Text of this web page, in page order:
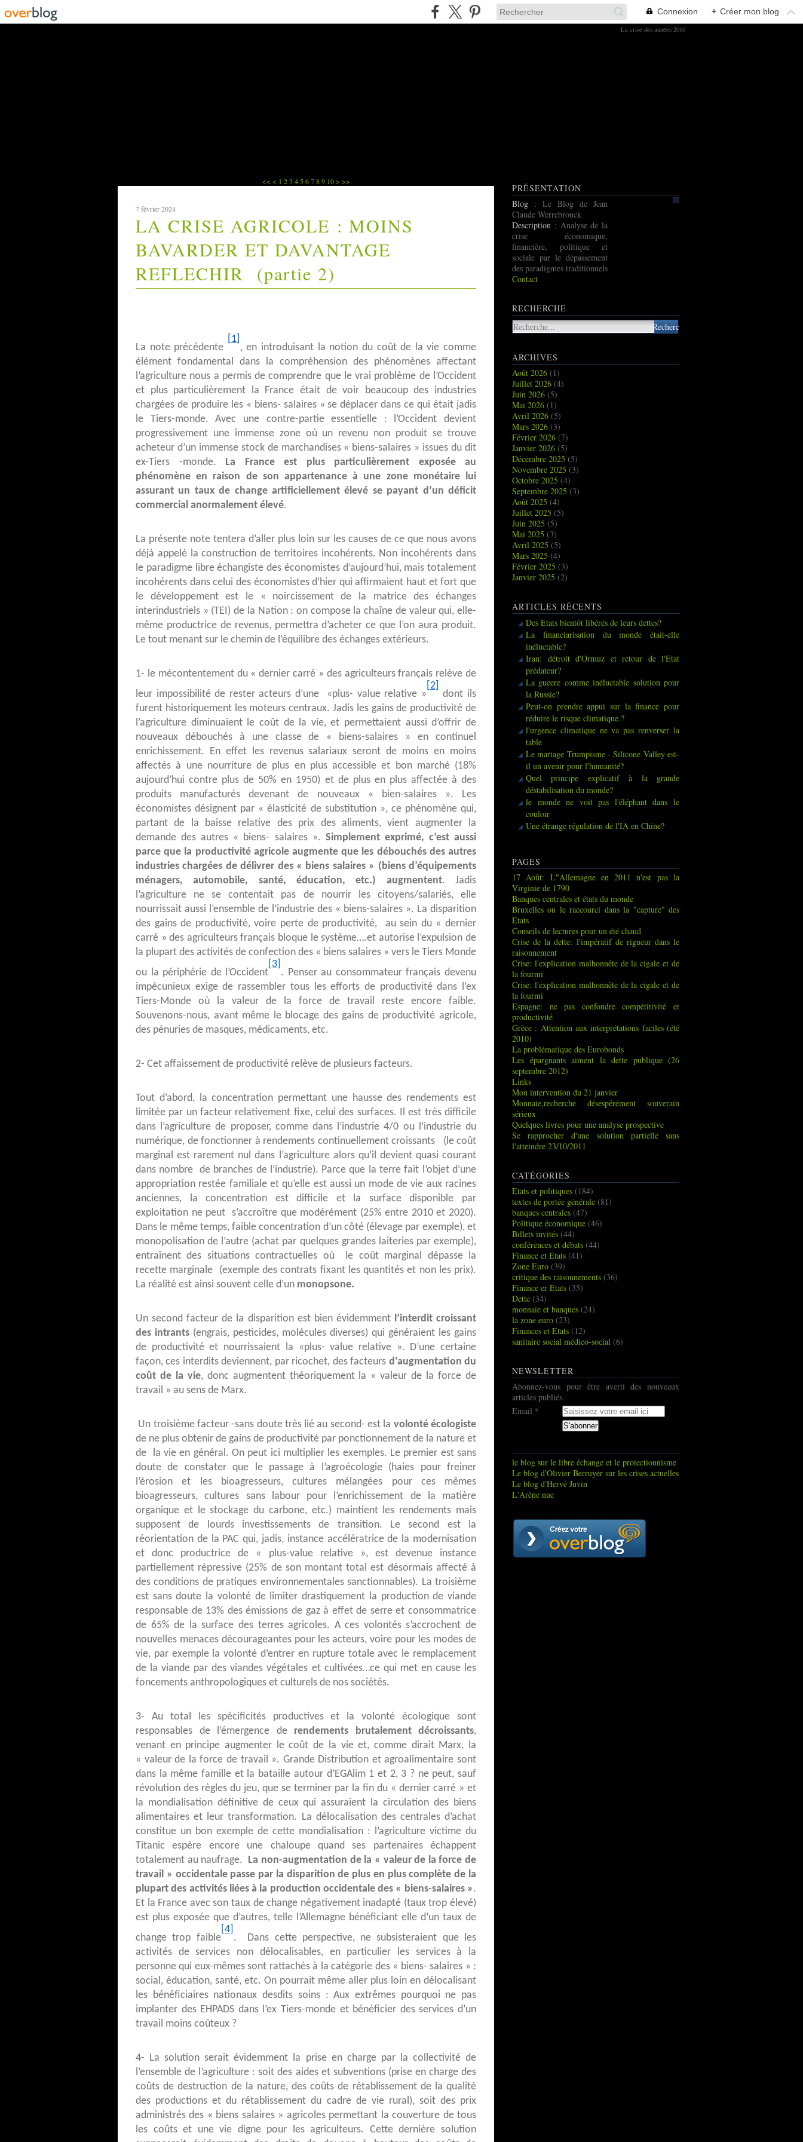
Connexion + Créer mon blog
La crise des années 2010
<< < 1 2 3 4 5 6 7 8 9 10 > >>
7 février 2024
LA CRISE AGRICOLE : MOINS
BAVARDER ET DAVANTAGE
REFLECHIR (partie 2)
La note précédente
[1]
, en introduisant la notion du coût de la vie comme
élément fondamental dans la compréhension des phénomènes affectant
l’agriculture nous a permis de comprendre que le vrai problème de l’Occident
et plus particulièrement la France était de voir beaucoup des industries
chargées de produire les « biens- salaires » se déplacer dans ce qui était jadis
le Tiers-monde. Avec une contre-partie essentielle : l’Occident devient
progressivement une immense zone où un revenu non produit se trouve
acheteur d’un immense stock de marchandises « biens-salaires » issues du dit
ex-Tiers -monde. La France est plus particulièrement exposée au
phénomène en raison de son appartenance à une zone monétaire lui
assurant un taux de change artificiellement élevé se payant d’un déficit
commercial anormalement élevé.
La présente note tentera d’aller plus loin sur les causes de ce que nous avons
déjà appelé la construction de territoires incohérents. Non incohérents dans
le paradigme libre échangiste des économistes d’aujourd’hui, mais totalement
incohérents dans celui des économistes d’hier qui affirmaient haut et fort que
le développement est le « noircissement de la matrice des échanges
interindustriels » (TEI) de la Nation : on compose la chaîne de valeur qui, elle-
même productrice de revenus, permettra d’acheter ce que l’on aura produit.
Le tout menant sur le chemin de l’équilibre des échanges extérieurs.
1- le mécontentement du « dernier carré » des agriculteurs français relève de
leur impossibilité de rester acteurs d’une «plus- value relative »
[2]
dont ils
furent historiquement les moteurs centraux. Jadis les gains de productivité de
l’agriculture diminuaient le coût de la vie, et permettaient aussi d’offrir de
nouveaux débouchés à une classe de « biens-salaires » en continuel
enrichissement. En effet les revenus salariaux seront de moins en moins
affectés à une nourriture de plus en plus accessible et bon marché (18%
aujourd’hui contre plus de 50% en 1950) et de plus en plus affectée à des
produits manufacturés devenant de nouveaux « bien-salaires ». Les
économistes désignent par « élasticité de substitution », ce phénomène qui,
partant de la baisse relative des prix des aliments, vient augmenter la
demande des autres « biens- salaires ». Simplement exprimé, c’est aussi
parce que la productivité agricole augmente que les débouchés des autres
industries chargées de délivrer des « biens salaires » (biens d’équipements
ménagers, automobile, santé, éducation, etc.) augmentent. Jadis
l’agriculture ne se contentait pas de nourrir les citoyens/salariés, elle
nourrissait aussi l’ensemble de l’industrie des « biens-salaires ». La disparition
des gains de productivité, voire perte de productivité, au sein du « dernier
carré » des agriculteurs français bloque le système….et autorise l’expulsion de
la plupart des activités de confection des « biens salaires » vers le Tiers Monde
ou la périphérie de l’Occident
[3]
. Penser au consommateur français devenu
impécunieux exige de rassembler tous les efforts de productivité dans l’ex
Tiers-Monde où la valeur de la force de travail reste encore faible.
Souvenons-nous, avant même le blocage des gains de productivité agricole,
des pénuries de masques, médicaments, etc.
2- Cet affaissement de productivité relève de plusieurs facteurs.
Tout d’abord, la concentration permettant une hausse des rendements est
limitée par un facteur relativement fixe, celui des surfaces. Il est très difficile
dans l’agriculture de proposer, comme dans l’industrie 4/0 ou l’industrie du
numérique, de fonctionner à rendements continuellement croissants (le coût
marginal est rarement nul dans l’agriculture alors qu’il devient quasi courant
dans nombre de branches de l’industrie). Parce que la terre fait l’objet d’une
appropriation restée familiale et qu’elle est aussi un mode de vie aux racines
anciennes, la concentration est difficile et la surface disponible par
exploitation ne peut s’accroître que modérément (25% entre 2010 et 2020).
Dans le même temps, faible concentration d’un côté (élevage par exemple), et
monopolisation de l’autre (achat par quelques grandes laiteries par exemple),
entraînent des situations contractuelles où le coût marginal dépasse la
recette marginale (exemple des contrats fixant les quantités et non les prix).
La réalité est ainsi souvent celle d’un monopsone.
Un second facteur de la disparition est bien évidemment l’interdit croissant
des intrants (engrais, pesticides, molécules diverses) qui généraient les gains
de productivité et nourrissaient la «plus- value relative ». D’une certaine
façon, ces interdits deviennent, par ricochet, des facteurs d’augmentation du
coût de la vie, donc augmentent théoriquement la « valeur de la force de
travail » au sens de Marx.
Un troisième facteur -sans doute très lié au second- est la volonté écologiste
de ne plus obtenir de gains de productivité par ponctionnement de la nature et
de la vie en général. On peut ici multiplier les exemples. Le premier est sans
doute de constater que le passage à l’agroécologie (haies pour freiner
l’érosion et les bioagresseurs, cultures mélangées pour ces mêmes
bioagresseurs, cultures sans labour pour l’enrichissement de la matière
organique et le stockage du carbone, etc.) maintient les rendements mais
supposent de lourds investissements de transition. Le second est la
réorientation de la PAC qui, jadis, instance accélératrice de la modernisation
et donc productrice de « plus-value relative », est devenue instance
partiellement répressive (25% de son montant total est désormais affecté à
des conditions de pratiques environnementales sanctionnables). La troisième
est sans doute la volonté de limiter drastiquement la production de viande
responsable de 13% des émissions de gaz à effet de serre et consommatrice
de 65% de la surface des terres agricoles. A ces volontés s’accrochent de
nouvelles menaces décourageantes pour les acteurs, voire pour les modes de
vie, par exemple la volonté d’entrer en rupture totale avec le remplacement
de la viande par des viandes végétales et cultivées…ce qui met en cause les
foncements anthropologiques et culturels de nos sociétés.
3- Au total les spécificités productives et la volonté écologique sont
responsables de l’émergence de rendements brutalement décroissants,
venant en principe augmenter le coût de la vie et, comme dirait Marx, la
« valeur de la force de travail ». Grande Distribution et agroalimentaire sont
dans la même famille et la bataille autour d’EGAlim 1 et 2, 3 ? ne peut, sauf
révolution des règles du jeu, que se terminer par la fin du « dernier carré » et
la mondialisation définitive de ceux qui assuraient la circulation des biens
alimentaires et leur transformation. La délocalisation des centrales d’achat
constitue un bon exemple de cette mondialisation : l’agriculture victime du
Titanic espère encore une chaloupe quand ses partenaires échappent
totalement au naufrage. La non-augmentation de la « valeur de la force de
travail » occidentale passe par la disparition de plus en plus complète de la
plupart des activités liées à la production occidentale des « biens-salaires ».
Et la France avec son taux de change négativement inadapté (taux trop élevé)
est plus exposée que d’autres, telle l’Allemagne bénéficiant elle d’un taux de
change trop faible
[4]
. Dans cette perspective, ne subsisteraient que les
activités de services non délocalisables, en particulier les services à la
personne qui eux-mêmes sont rattachés à la catégorie des « biens- salaires » :
social, éducation, santé, etc. On pourrait même aller plus loin en délocalisant
les bénéficiaires nationaux desdits soins : Aux extrêmes pourquoi ne pas
implanter des EHPADS dans l’ex Tiers-monde et bénéficier des services d’un
travail moins coûteux ?
4- La solution serait évidemment la prise en charge par la collectivité de
l’ensemble de l’agriculture : soit des aides et subventions (prise en charge des
coûts de destruction de la nature, des coûts de rétablissement de la qualité
des productions et du rétablissement du cadre de vie rural), soit des prix
administrés des « biens salaires » agricoles permettant la couverture de tous
les coûts et une vie digne pour les agriculteurs. Cette dernière solution
PRÉSENTATION
Blog : Le Blog de Jean
Claude Werrebrouck
Description : Analyse de la
crise économique,
financière, politique et
sociale par le dépassement
des paradigmes traditionnels
Contact
RECHERCHE
ARCHIVES
Août 2026 (1)
Juillet 2026 (4)
Juin 2026 (5)
Mai 2026 (1)
Avril 2026 (5)
Mars 2026 (3)
Février 2026 (7)
Janvier 2026 (5)
Décembre 2025 (5)
Novembre 2025 (3)
Octobre 2025 (4)
Septembre 2025 (3)
Août 2025 (4)
Juillet 2025 (5)
Juin 2025 (5)
Mai 2025 (3)
Avril 2025 (5)
Mars 2025 (4)
Février 2025 (3)
Janvier 2025 (2)
ARTICLES RÉCENTS
Des Etats bientôt libérés de leurs dettes?
La financiarisation du monde était-elle
inéluctable?
Iran: détroit d'Ormuz et retour de l'Etat
prédateur?
La gueere comme inéluctable solution pour
la Russie?
Peut-on prendre appui sur la finance pour
réduire le risque climatique.?
l'urgence climatique ne va pas renverser la
table
Le mariage Trumpisme - Silicone Valley est-
il un avenir pour l'humanité?
Quel principe explicatif à la grande
déstabilisation du monde?
le monde ne voit pas l'éléphant dans le
couloir
Une étrange régulation de l'IA en Chine?
PAGES
17 Août: L"Allemagne en 2011 n'est pas la
Virginie de 1790
Banques centrales et états du monde
Bruxelles ou le raccourci dans la "capture" des
Etats
Conseils de lectures pour un été chaud
Crise de la dette: l'impératif de rigueur dans le
raisonnement
Crise: l'explication malhonnête de la cigale et de
la fourmi
Crise: l'explication malhonnête de la cigale et de
la fourmi
Espagne: ne pas confondre compétitivité et
productivité
Grèce : Attention aux interprétations faciles (été
2010)
La problématique des Eurobonds
Les épargnants aiment la dette publique (26
septembre 2012)
Links
Mon intervention du 21 janvier
Monnaie,recherche désespérément souverain
sérieux
Quelques livres pour une analyse prospective
Se rapprocher d'une solution partielle sans
l'atteindre 23/10/2011
CATÉGORIES
Etats et politiques (184)
textes de portée générale (81)
banques centrales (47)
Politique économique (46)
Billets invités (44)
conférences et débats (44)
Finance et Etats (41)
Zone Euro (39)
critique des raisonnements (36)
Finance er Etats (35)
Dette (34)
monnaie et banques (24)
la zone euro (23)
Finances et Etats (12)
sanitaire social médico-social (6)
NEWSLETTER
Abonnez-vous pour être averti des nouveaux
articles publiés.
Email
le blog sur le libre échange et le protectionnisme
Le blog d'Olivier Berruyer sur les crises actuelles
Le blog d'Hervé Juvin
L'Arène nue